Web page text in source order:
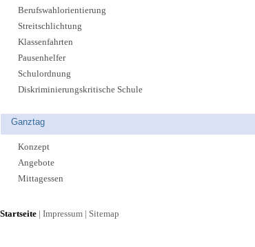
Berufswahlorientierung
Streitschlichtung
Klassenfahrten
Pausenhelfer
Schulordnung
Diskriminierungskritische Schule
Ganztag
Konzept
Angebote
Mittagessen
Startseite Impressum Sitemap